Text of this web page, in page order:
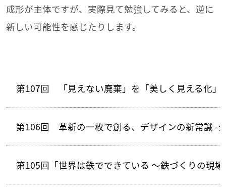
成形が主体ですが、実際見て勉強してみると、逆に
新しい可能性を感じたりします。
第107回 「見えない廃棄」を「美しく見える化」
第106回 革新の一枚で創る、デザインの新常識 -
第105回「世界は鉄でできている ～鉄づくりの現